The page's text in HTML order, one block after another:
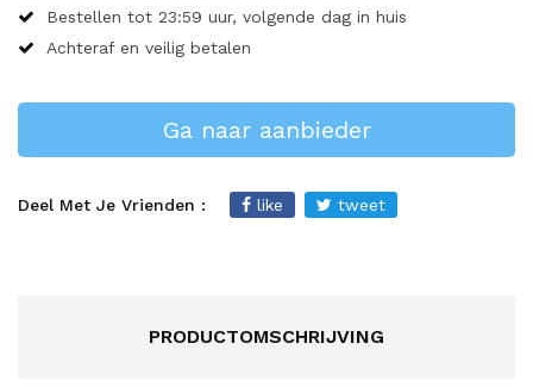
Bestellen tot 23:59 uur, volgende dag in huis
Achteraf en veilig betalen
Ga naar aanbieder
Deel Met Je Vrienden : like tweet
PRODUCTOMSCHRIJVING